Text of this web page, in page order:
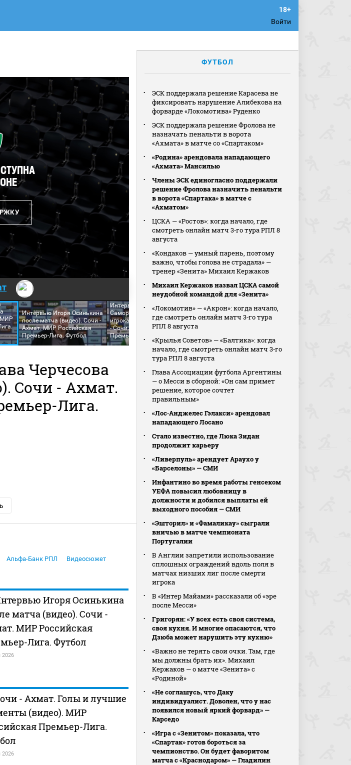
Войти
МИР
Интервью Игоря Осинькина
после матча (видео). Сочи -
Ахмат. МИР Российская
Премьер-Лига. Футбол
Интервью Максима
Самородова лучшего
игрока матча (видео). Сочи
- Сочи. МИР Российская
Премьер-Лига. Футбол
Черчесова
Сочи - Ахмат.
Лига.
Альфа-Банк РПЛ
Видеосюжет
Игоря Осинькина
матча (видео). Сочи -
МИР Российская
Лига. Футбол
2026
- Ахмат. Голы и лучшие
(видео). МИР
Премьер-Лига.
2026
ФУТБОЛ
ЭСК поддержала решение Карасева не
фиксировать нарушение Алибекова на
форварде «Локомотива» Руденко
ЭСК поддержала решение Фролова не
назначать пенальти в ворота
«Ахмата» в матче со «Спартаком»
«Родина» арендовала нападающего
«Ахмата» Мансилью
Члены ЭСК единогласно поддержали
решение Фролова назначить пенальти
в ворота «Спартака» в матче с
«Ахматом»
ЦСКА — «Ростов»: когда начало, где
смотреть онлайн матч 3‑го тура РПЛ 8
августа
«Кондаков — умный парень, поэтому
важно, чтобы голова не страдала» —
тренер «Зенита» Михаил Кержаков
Михаил Кержаков назвал ЦСКА самой
неудобной командой для «Зенита»
«Локомотив» — «Акрон»: когда начало,
где смотреть онлайн матч 3‑го тура
РПЛ 8 августа
«Крылья Советов» — «Балтика»: когда
начало, где смотреть онлайн матч 3‑го
тура РПЛ 8 августа
Глава Ассоциации футбола Аргентины
— о Месси в сборной: «Он сам примет
решение, которое сочтет
правильным»
«Лос‑Анджелес Гэлакси» арендовал
нападающего Лосано
Стало известно, где Люка Зидан
продолжит карьеру
«Ливерпуль» арендует Араухо у
«Барселоны» — СМИ
Инфантино во время работы генсеком
УЕФА повысил любовницу в
должности и добился выплаты ей
выходного пособия — СМИ
«Эшторил» и «Фамаликау» сыграли
вничью в матче чемпионата
Португалии
В Англии запретили использование
сплошных ограждений вдоль поля в
матчах низших лиг после смерти
игрока
В «Интер Майами» рассказали об «эре
после Месси»
Григорян: «У всех есть своя система,
своя кухня. И многие опасаются, что
Дзюба может нарушить эту кухню»
«Важно не терять свои очки. Там, где
мы должны брать их». Михаил
Кержаков — о матче «Зенита» с
«Родиной»
«Не соглашусь, что Даку
индивидуалист. Доволен, что у нас
появился новый яркий форвард» —
Карседо
«Игра с «Зенитом» показала, что
«Спартак» готов бороться за
чемпионство. Он будет фаворитом
матча с «Краснодаром» — Гладилин